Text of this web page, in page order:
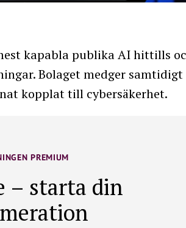
kapabla publika AI hittills
Bolaget medger
kopplat till cybersäkerhet.
PREMIUM
– starta din